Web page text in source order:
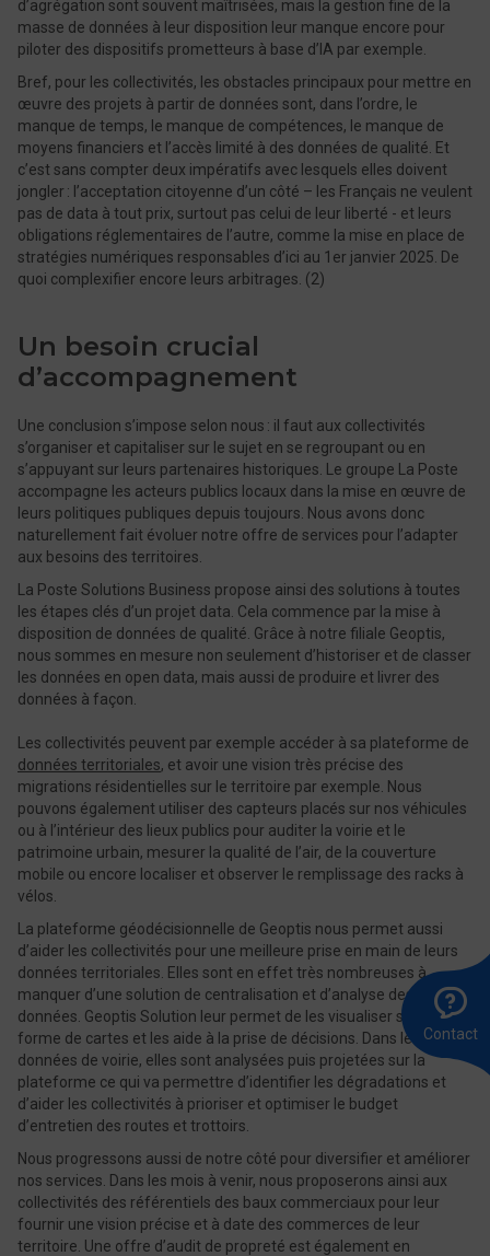
Contact
d’agrégation sont souvent maîtrisées, mais la gestion fine de la
masse de données à leur disposition leur manque encore pour
piloter des dispositifs prometteurs à base d’IA par exemple.
Bref, pour les collectivités, les obstacles principaux pour mettre en
œuvre des projets à partir de données sont, dans l’ordre, le
manque de temps, le manque de compétences, le manque de
moyens financiers et l’accès limité à des données de qualité. Et
c’est sans compter deux impératifs avec lesquels elles doivent
jongler : l’acceptation citoyenne d’un côté – les Français ne veulent
pas de data à tout prix, surtout pas celui de leur liberté - et leurs
obligations réglementaires de l’autre, comme la mise en place de
stratégies numériques responsables d’ici au 1er janvier 2025. De
quoi complexifier encore leurs arbitrages. (2)
Un besoin crucial
d’accompagnement
Une conclusion s’impose selon nous : il faut aux collectivités
s’organiser et capitaliser sur le sujet en se regroupant ou en
s’appuyant sur leurs partenaires historiques. Le groupe La Poste
accompagne les acteurs publics locaux dans la mise en œuvre de
leurs politiques publiques depuis toujours. Nous avons donc
naturellement fait évoluer notre offre de services pour l’adapter
aux besoins des territoires.
La Poste Solutions Business propose ainsi des solutions à toutes
les étapes clés d’un projet data. Cela commence par la mise à
disposition de données de qualité. Grâce à notre filiale Geoptis,
nous sommes en mesure non seulement d’historiser et de classer
les données en open data, mais aussi de produire et livrer des
données à façon.
Les collectivités peuvent par exemple accéder à sa plateforme de
données territoriales, et avoir une vision très précise des
migrations résidentielles sur le territoire par exemple. Nous
pouvons également utiliser des capteurs placés sur nos véhicules
ou à l’intérieur des lieux publics pour auditer la voirie et le
patrimoine urbain, mesurer la qualité de l’air, de la couverture
mobile ou encore localiser et observer le remplissage des racks à
vélos.
La plateforme géodécisionnelle de Geoptis nous permet aussi
d’aider les collectivités pour une meilleure prise en main de leurs
données territoriales. Elles sont en effet très nombreuses à
manquer d’une solution de centralisation et d’analyse des
données. Geoptis Solution leur permet de les visualiser sous
forme de cartes et les aide à la prise de décisions. Dans le cas des
données de voirie, elles sont analysées puis projetées sur la
plateforme ce qui va permettre d’identifier les dégradations et
d’aider les collectivités à prioriser et optimiser le budget
d’entretien des routes et trottoirs.
Nous progressons aussi de notre côté pour diversifier et améliorer
nos services. Dans les mois à venir, nous proposerons ainsi aux
collectivités des référentiels des baux commerciaux pour leur
fournir une vision précise et à date des commerces de leur
territoire. Une offre d’audit de propreté est également en